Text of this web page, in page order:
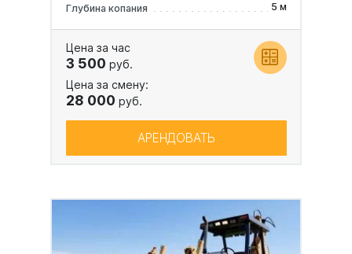
Глубина копания
5 м
Цена за час
3 500 руб.
Цена за смену:
28 000 руб.
АРЕНДОВАТЬ